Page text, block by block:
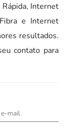
Internet
e Internet
resultados.
contato para